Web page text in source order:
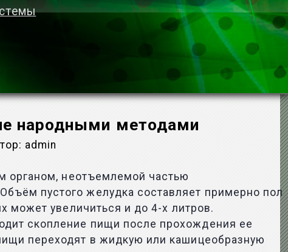
народными методами
admin
органом, неотъемлемой частью
пустого желудка составляет примерно пол
может увеличиться и до 4-х литров.
скопление пищи после прохождения ее
переходят в жидкую или кашицеобразную